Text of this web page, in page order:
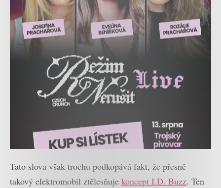
Tato slova však trochu podkopává fakt, že přesně
takový elektromobil ztělesňuje koncept I.D. Buzz. Ten